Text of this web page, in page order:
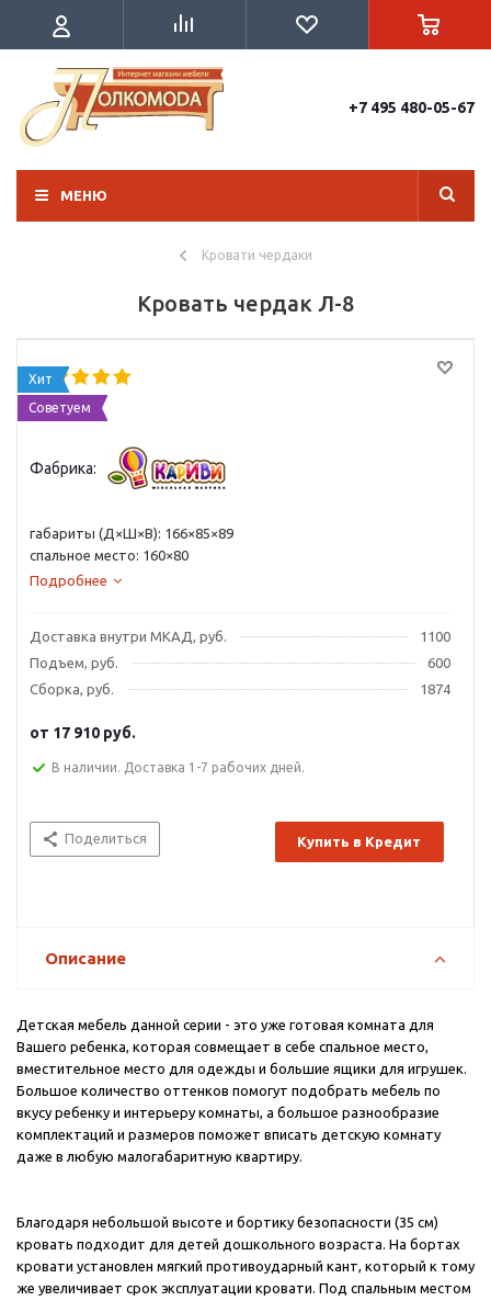
+7 495 480-05-67
МЕНЮ
Кровати чердаки
Кровать чердак Л-8
Хит
Советуем
Фабрика:
габариты (Д×Ш×В): 166×85×89
спальное место: 160×80
Подробнее
Доставка внутри МКАД, руб.
1100
Подъем, руб.
600
Сборка, руб.
1874
от 17 910 руб.
В наличии. Доставка 1-7 рабочих дней.
Поделиться Купить в Кредит
Описание
Детская мебель данной серии - это уже готовая комната для
Вашего ребенка, которая совмещает в себе спальное место,
вместительное место для одежды и большие ящики для игрушек.
Большое количество оттенков помогут подобрать мебель по
вкусу ребенку и интерьеру комнаты, а большое разнообразие
комплектаций и размеров поможет вписать детскую комнату
даже в любую малогабаритную квартиру.
Благодаря небольшой высоте и бортику безопасности (35 cм)
кровать подходит для детей дошкольного возраста. На бортах
кровати установлен мягкий противоударный кант, который к тому
же увеличивает срок эксплуатации кровати. Под спальным местом